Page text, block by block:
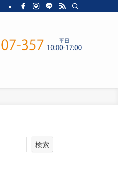
検索